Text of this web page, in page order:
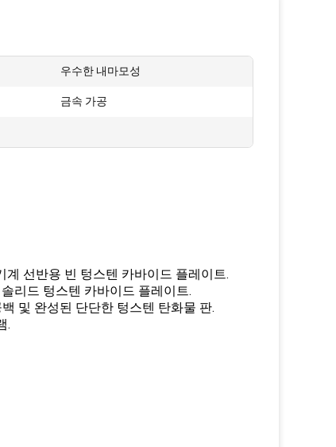
우수한 내마모성
금속 가공
계 선반용 빈 텅스텐 카바이드 플레이트.
리드 텅스텐 카바이드 플레이트.
및 완성된 단단한 텅스텐 탄화물 판.
.